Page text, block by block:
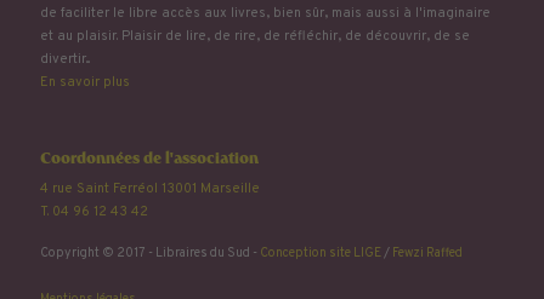
de faciliter le libre accès aux livres, bien sûr, mais aussi à l'imaginaire
et au plaisir. Plaisir de lire, de rire, de réfléchir, de découvrir, de se
divertir...
En savoir plus
Coordonnées de l'association
4 rue Saint Ferréol 13001 Marseille
T. 04 96 12 43 42
Copyright © 2017 - Libraires du Sud - Conception site LIGE/ Fewzi Raffed